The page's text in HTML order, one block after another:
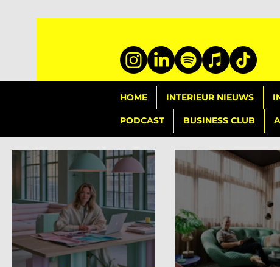
HOME INTERIEUR NIEUWS
PODCAST BUSINESS CLUB